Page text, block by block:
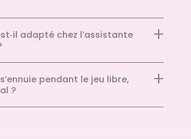
adapté chez l’assistante
pendant le jeu libre,
?